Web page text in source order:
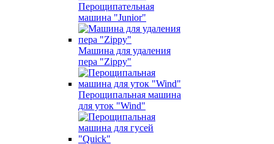
Перощипательная
машина "Junior"
Машина для удаления
пера "Zippy"
Перощипальная машина
для уток "Wind"